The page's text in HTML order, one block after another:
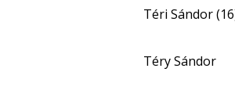
Téri Sándor
Téry Sándor